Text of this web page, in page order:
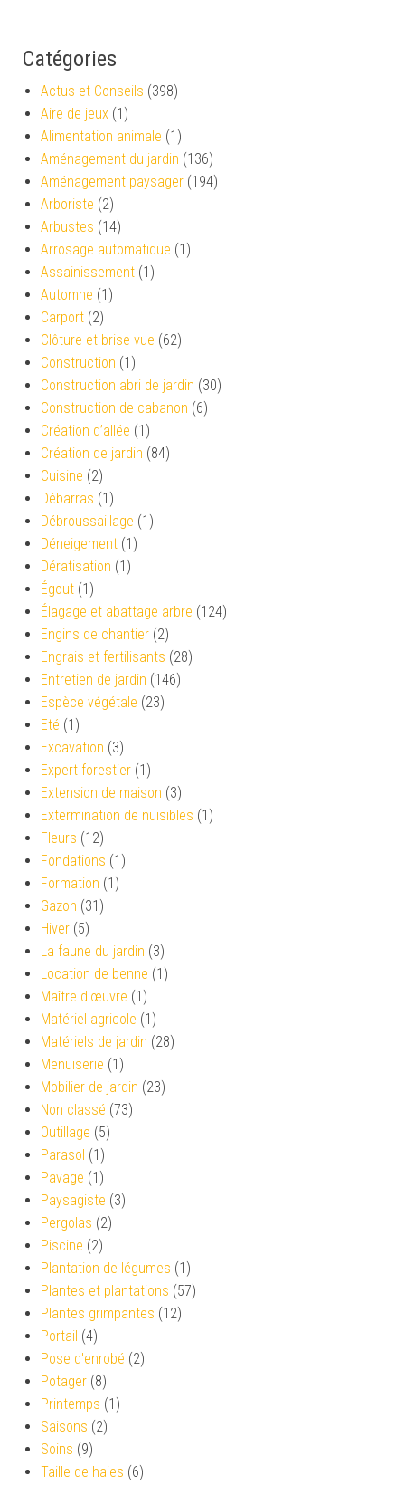
Catégories
Actus et Conseils (398)
Aire de jeux (1)
Alimentation animale (1)
Aménagement du jardin (136)
Aménagement paysager (194)
Arboriste (2)
Arbustes (14)
Arrosage automatique (1)
Assainissement (1)
Automne (1)
Carport (2)
Clôture et brise-vue (62)
Construction (1)
Construction abri de jardin (30)
Construction de cabanon (6)
Création d’allée (1)
Création de jardin (84)
Cuisine (2)
Débarras (1)
Débroussaillage (1)
Déneigement (1)
Dératisation (1)
Égout (1)
Élagage et abattage arbre (124)
Engins de chantier (2)
Engrais et fertilisants (28)
Entretien de jardin (146)
Espèce végétale (23)
Eté (1)
Excavation (3)
Expert forestier (1)
Extension de maison (3)
Extermination de nuisibles (1)
Fleurs (12)
Fondations (1)
Formation (1)
Gazon (31)
Hiver (5)
La faune du jardin (3)
Location de benne (1)
Maître d'œuvre (1)
Matériel agricole (1)
Matériels de jardin (28)
Menuiserie (1)
Mobilier de jardin (23)
Non classé (73)
Outillage (5)
Parasol (1)
Pavage (1)
Paysagiste (3)
Pergolas (2)
Piscine (2)
Plantation de légumes (1)
Plantes et plantations (57)
Plantes grimpantes (12)
Portail (4)
Pose d'enrobé (2)
Potager (8)
Printemps (1)
Saisons (2)
Soins (9)
Taille de haies (6)